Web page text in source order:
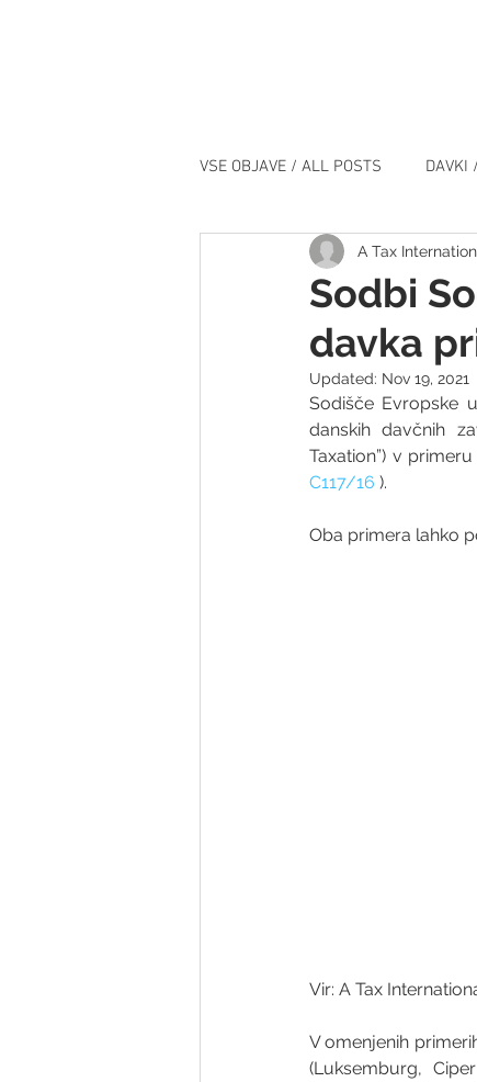
VSE OBJAVE / ALL POSTS DAVKI
DOGODKI / EVENTS
Sodbi
davka
A Tax
Updated: Nov 19, 2021
Sodišče Evropske
danskih davčnih
Taxation”) v
C117/16 ).
Oba primera lahko
Vir: A Tax
V omenjenih
(Luksemburg,